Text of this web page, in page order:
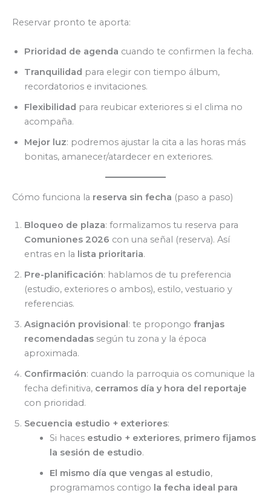
Reservar pronto te aporta:
Prioridad de agenda cuando te confirmen la fecha.
Tranquilidad para elegir con tiempo álbum,
recordatorios e invitaciones.
Flexibilidad para reubicar exteriores si el clima no
acompaña.
Mejor luz: podremos ajustar la cita a las horas más
bonitas, amanecer/atardecer en exteriores.
Cómo funciona la reserva sin fecha (paso a paso)
Bloqueo de plaza: formalizamos tu reserva para
Comuniones 2026 con una señal (reserva). Así
entras en la lista prioritaria.
Pre-planificación: hablamos de tu preferencia
(estudio, exteriores o ambos), estilo, vestuario y
referencias.
Asignación provisional: te propongo franjas
recomendadas según tu zona y la época
aproximada.
Confirmación: cuando la parroquia os comunique la
fecha definitiva, cerramos día y hora del reportaje
con prioridad.
Secuencia estudio + exteriores:
Si haces estudio + exteriores, primero fijamos
la sesión de estudio.
El mismo día que vengas al estudio,
programamos contigo la fecha ideal para